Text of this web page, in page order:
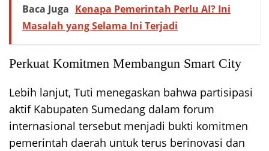
Baca Juga Kenapa Pemerintah Perlu AI? Ini
Masalah yang Selama Ini Terjadi
Perkuat Komitmen Membangun Smart City
Lebih lanjut, Tuti menegaskan bahwa partisipasi
aktif Kabupaten Sumedang dalam forum
internasional tersebut menjadi bukti komitmen
pemerintah daerah untuk terus berinovasi dan